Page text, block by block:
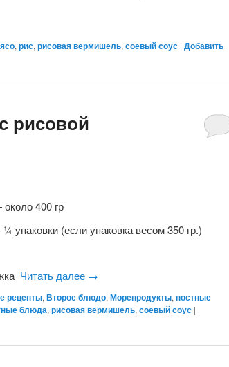
,рис,рисовая вермишель,соевый соус | Добавить
рисовой
400 гр
(если упаковка весом 350 гр.)
Читать далее →
рецепты, Второе блюдо, Морепродукты, постные
блюда, рисовая вермишель, соевый соус |